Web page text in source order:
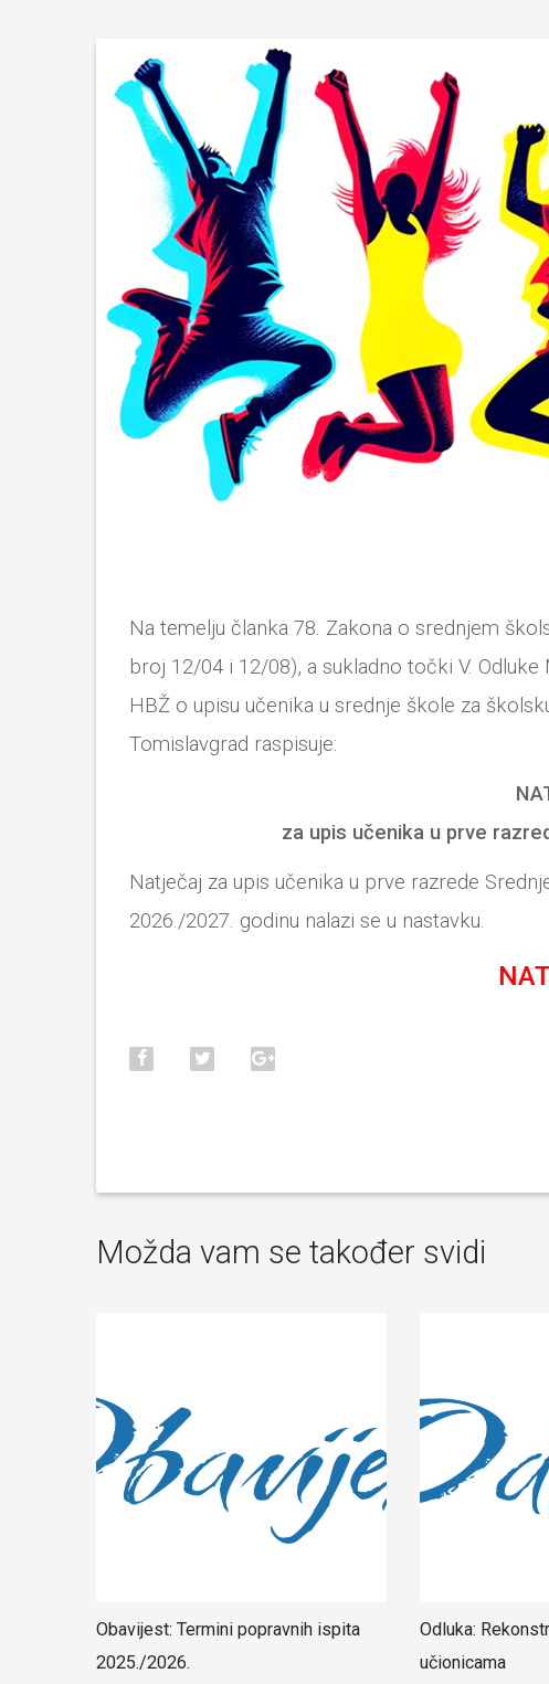
Na temelju članka 78. Zakona o srednjem
broj 12/04 i 12/08), a sukladno točki V.
HBŽ o upisu učenika u srednje škole za
Tomislavgrad raspisuje:
za upis učenika u prve
Natječaj za upis učenika u prve razrede
2026./2027. godinu nalazi se u nastavku.
Možda vam se također svidi
Obavijest: Termini popravnih ispita
2025./2026.
Odluka:
učionicama
Upis učenika u
2026./2027.